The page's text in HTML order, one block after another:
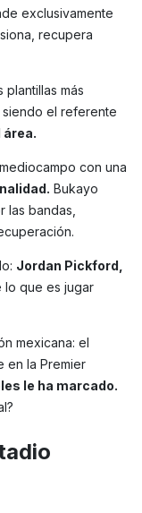
exclusivamente
recupera
más
siendo el referente
área.
con una
Bukayo
bandas,
Jordan Pickford,
lo que es jugar
mexicana: el
en la Premier
le ha marcado.